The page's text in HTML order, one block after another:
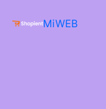
MiWEB